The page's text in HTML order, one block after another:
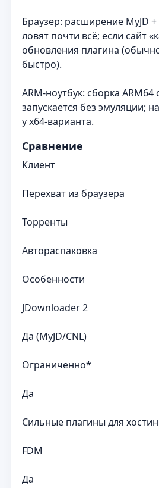
Браузер: расширение MyJD
ловят почти всё; если сайт
обновления плагина
быстро).
ARM-ноутбук: сборка ARM64
запускается без эмуляции;
у x64-варианта.
Сравнение
Клиент
Перехват из браузера
Торренты
Автораспаковка
Особенности
JDownloader 2
Да (MyJD/CNL)
Ограниченно*
Да
Сильные плагины для
FDM
Да